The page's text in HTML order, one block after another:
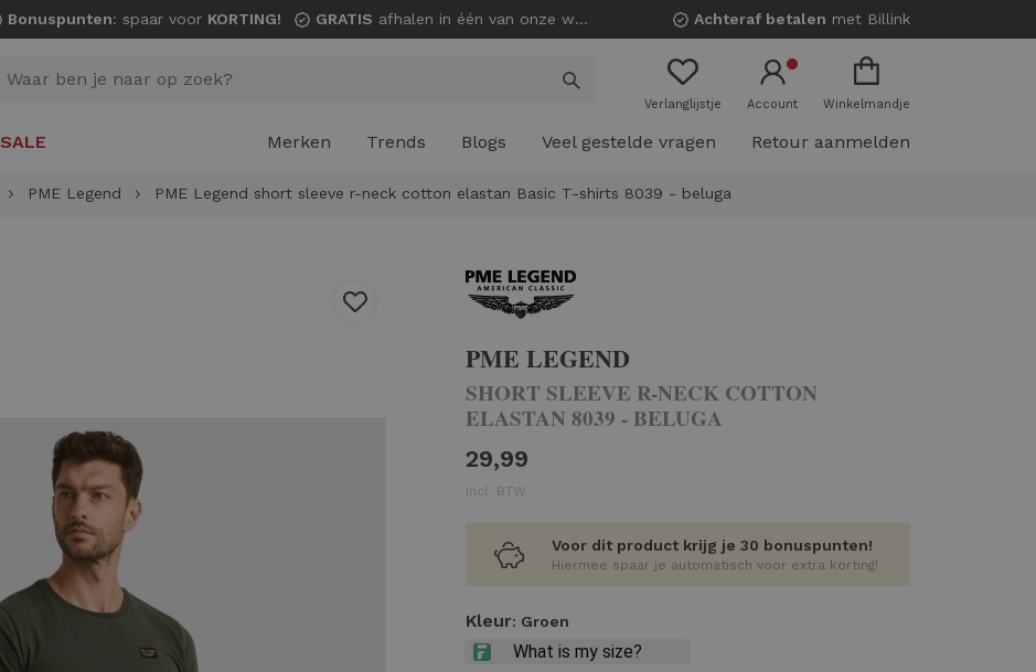
Bonuspunten: spaar voor KORTING! GRATIS afhalen in één van onze winkels! Achteraf betalen met Billink
Verlanglijstje Account Winkelmandje
SALE Merken Trends Blogs Veel gestelde vragen Retour aanmelden
PME Legend PME Legend short sleeve r-neck cotton elastan Basic T-shirts 8039 - beluga
PME LEGEND
SHORT SLEEVE R-NECK COTTON
ELASTAN 8039 - BELUGA
29,99
Incl. BTW
Voor dit product krijg je 30 bonuspunten!
Hiermee spaar je automatisch voor extra korting!
Kleur: Groen